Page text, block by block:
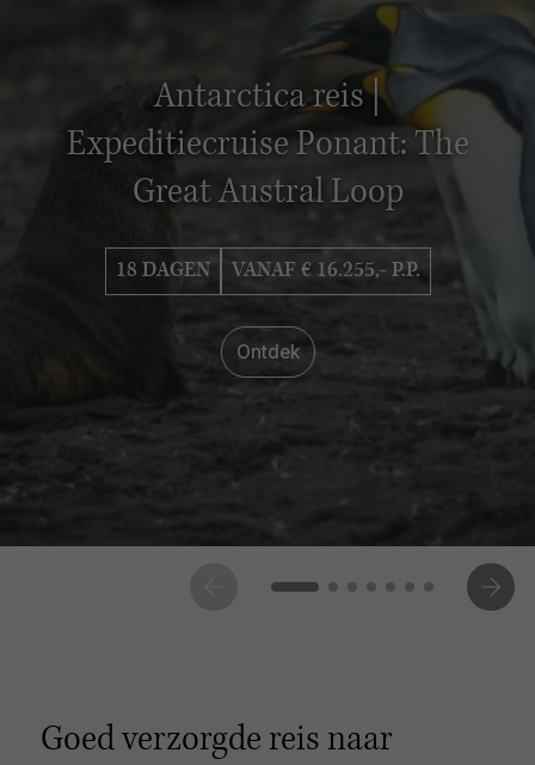
Antarctica reis |
Expeditiecruise Ponant: The
Great Austral Loop
18 DAGEN VANAF € 16.255,- P.P.
Ontdek
Goed verzorgde reis naar